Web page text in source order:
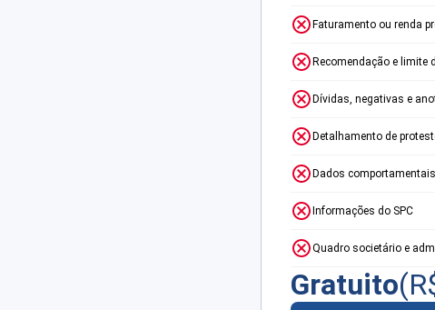
Faturamento ou renda
Recomendação e limite
Dívidas, negativas e
Detalhamento de
Dados comportamentais
Informações do SPC
Quadro societário e
Gratuito